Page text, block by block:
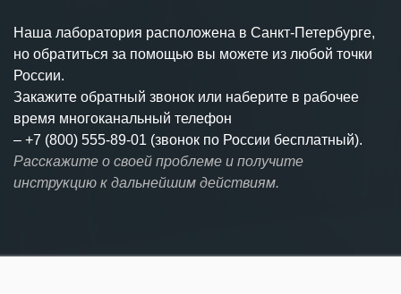
Наша лаборатория расположена в Санкт-Петербурге,
но обратиться за помощью вы можете из любой точки
России.
Закажите обратный звонок или наберите в рабочее
время многоканальный телефон
– +7 (800) 555-89-01 (звонок по России бесплатный).
Расскажите о своей проблеме и получите
инструкцию к дальнейшим действиям.